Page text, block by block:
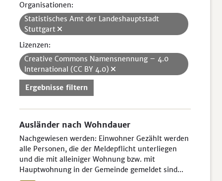
Organisationen:
Statistisches Amt der Landeshauptstadt
Stuttgart
Lizenzen:
Creative Commons Namensnennung – 4.0
International (CC BY 4.0)
Ergebnisse filtern
Ausländer nach Wohndauer
Nachgewiesen werden: Einwohner Gezählt werden
alle Personen, die der Meldepflicht unterliegen
und die mit alleiniger Wohnung bzw. mit
Hauptwohnung in der Gemeinde gemeldet sind...